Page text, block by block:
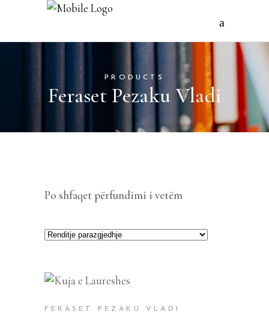
PRODUCTS
Feraset Pezaku Vladi
Po shfaqet përfundimi i vetëm
FERASET PEZAKU VLADI